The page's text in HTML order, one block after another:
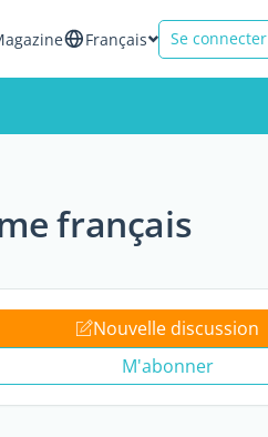
Français Se connecter
français
Nouvelle discussion
M'abonner